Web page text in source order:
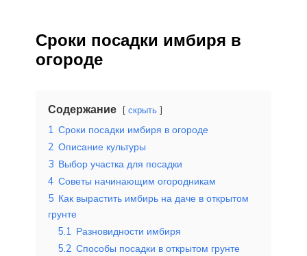
Сроки посадки имбиря в
огороде
Содержание скрыть
1 Сроки посадки имбиря в огороде
2 Описание культуры
3 Выбор участка для посадки
4 Советы начинающим огородникам
5 Как вырастить имбирь на даче в открытом
грунте
5.1 Разновидности имбиря
5.2 Способы посадки в открытом грунте